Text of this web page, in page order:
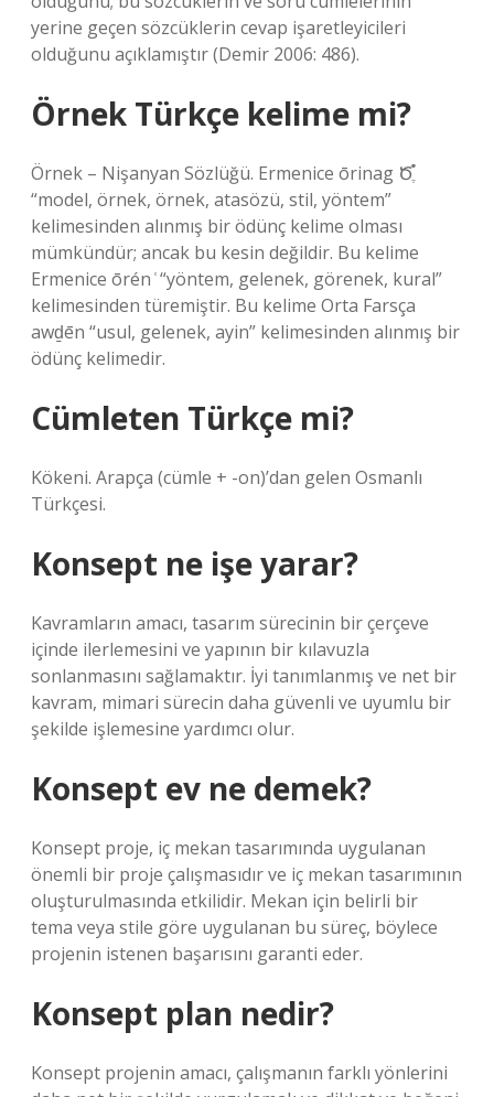
yerine geçen sözcüklerin cevap işaretleyicileri
olduğunu açıklamıştır (Demir 2006: 486).
Örnek Türkçe kelime mi?
Örnek – Nişanyan Sözlüğü. Ermenice ōrinag Ծֶ֡֯
“model, örnek, örnek, atasözü, stil, yöntem”
kelimesinden alınmış bir ödünç kelime olması
mümkündür; ancak bu kesin değildir. Bu kelime
Ermenice ōrén ͑ “yöntem, gelenek, görenek, kural”
kelimesinden türemiştir. Bu kelime Orta Farsça
awḏēn “usul, gelenek, ayin” kelimesinden alınmış bir
ödünç kelimedir.
Cümleten Türkçe mi?
Kökeni. Arapça (cümle + -on)’dan gelen Osmanlı
Türkçesi.
Konsept ne işe yarar?
Kavramların amacı, tasarım sürecinin bir çerçeve
içinde ilerlemesini ve yapının bir kılavuzla
sonlanmasını sağlamaktır. İyi tanımlanmış ve net bir
kavram, mimari sürecin daha güvenli ve uyumlu bir
şekilde işlemesine yardımcı olur.
Konsept ev ne demek?
Konsept proje, iç mekan tasarımında uygulanan
önemli bir proje çalışmasıdır ve iç mekan tasarımının
oluşturulmasında etkilidir. Mekan için belirli bir
tema veya stile göre uygulanan bu süreç, böylece
projenin istenen başarısını garanti eder.
Konsept plan nedir?
Konsept projenin amacı, çalışmanın farklı yönlerini